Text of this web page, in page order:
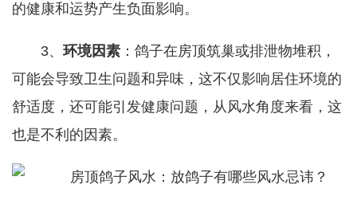
的健康和运势产生负面影响。
3、 环境因素 ：鸽子在房顶筑巢或排泄物堆积，
可能会导致卫生问题和异味，这不仅影响居住环境的
舒适度，还可能引发健康问题，从风水角度来看，这
也是不利的因素。